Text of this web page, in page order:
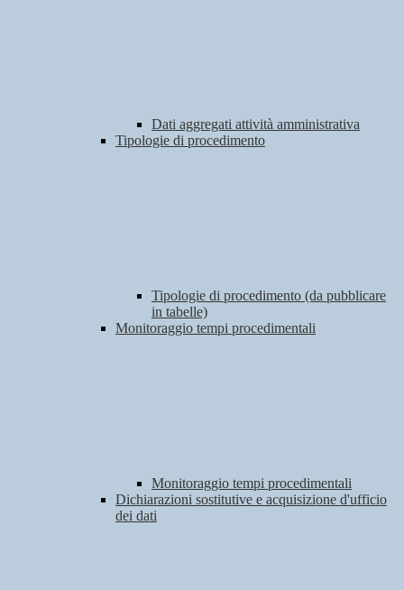
Dati aggregati attività amministrativa
Tipologie di procedimento
Tipologie di procedimento (da pubblicare
in tabelle)
Monitoraggio tempi procedimentali
Monitoraggio tempi procedimentali
Dichiarazioni sostitutive e acquisizione d'ufficio
dei dati